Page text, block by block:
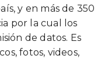
y en más de 350
por la cual los
de datos. Es
fotos, videos,